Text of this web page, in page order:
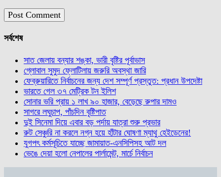
সর্বশেষ
সাত জেলায় বন্যার শঙ্কা, ভারী বৃষ্টির পূর্বাভাস
গ্লোবাল সুমুদ ফ্লোটিলায় জরুরি অবস্থা জারি
ফেব্রুয়ারিতে নির্বাচনের জন্য দেশ সম্পূর্ণ প্রস্তুত: প্রধান উপদেষ্টা
ভারতে গেল ৩৭ মেট্রিক টন ইলিশ
সোনার ভরি প্রায় ১ লাখ ৯০ হাজার, বেড়েছে রুপার দামও
সাগরে লঘুচাপ, পাঁচদিন বৃষ্টিপাত
দুই সিনেমা দিয়ে এবার বড় পর্দায় যাত্রা শুরু প্রভার
রুট সেঞ্চুরি না করলে নগ্ন হয়ে হাঁটার ঘোষণা ম্যাথু হেইডেনের!
যুগপৎ কর্মসূচিতে যাচ্ছে জামায়াত-এনসিপিসহ আট দল
ভেঙে দেয়া হলো নেপালের পার্লামেন্ট, মার্চে নির্বাচন